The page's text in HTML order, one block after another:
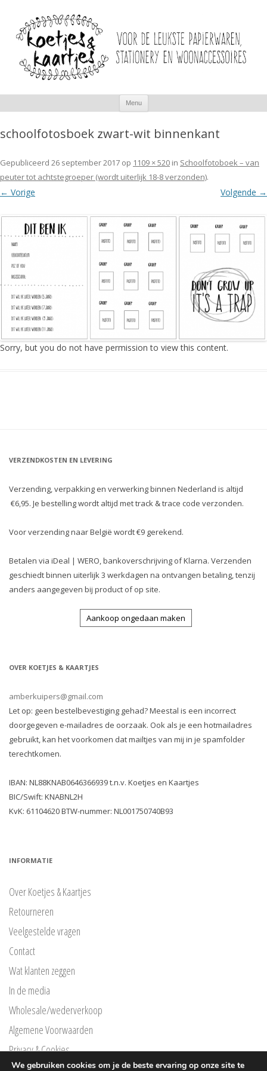
Menu
inhoud
schoolfotosboek zwart-wit binnenkant
Gepubliceerd 26 september 2017 op 1109 × 520 in Schoolfotoboek – van
peuter tot achtstegroeper (wordt uiterlijk 18-8 verzonden).
← Vorige Volgende →
Sorry, but you do not have permission to view this content.
VERZENDKOSTEN EN LEVERING
Verzending, verpakking en verwerking binnen Nederland is altijd
€6,95. Je bestelling wordt altijd met track & trace code verzonden.
Voor verzending naar België wordt €9 gerekend.
Betalen via iDeal | WERO, bankoverschrijving of Klarna. Verzenden
geschiedt binnen uiterlijk 3 werkdagen na ontvangen betaling, tenzij
anders aangegeven bij product of op site.
Aankoop ongedaan maken
OVER KOETJES & KAARTJES
amberkuipers@gmail.com
Let op: geen bestelbevestiging gehad? Meestal is een incorrect
doorgegeven e-mailadres de oorzaak. Ook als je een hotmailadres
gebruikt, kan het voorkomen dat mailtjes van mij in je spamfolder
terechtkomen.
IBAN: NL88KNAB0646366939 t.n.v. Koetjes en Kaartjes
BIC/Swift: KNABNL2H
KvK: 61104620 BTW-nummer: NL001750740B93
INFORMATIE
Over Koetjes & Kaartjes
Retourneren
Veelgestelde vragen
Contact
Wat klanten zeggen
In de media
Wholesale/wederverkoop
Algemene Voorwaarden
Privacy & Cookies
We gebruiken cookies om je de beste ervaring op onze site te